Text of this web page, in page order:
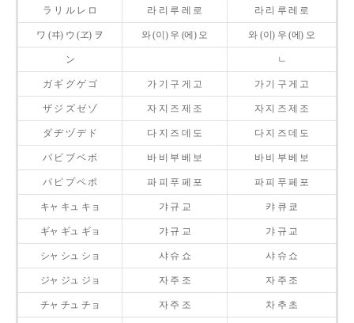
ラ リ ル レ ロ 라 리 루 레 로 라 리 루 레 로
ワ (ヰ) ウ (ヱ) ヲ 와 (이) 우 (에) 오 와 (이) 우 (에) 오
ン ㄴ
ガ ギ グ ゲ ゴ 가 기 구 게 고 가 기 구 게 고
ザ ジ ズ ゼ ゾ 자 지 즈 제 조 자 지 즈 제 조
ダ ヂ ヅ デ ド 다 지 즈 데 도 다 지 즈 데 도
バ ビ ブ ベ ボ 바 비 부 베 보 바 비 부 베 보
パ ピ プ ペ ポ 파 피 푸 페 포 파 피 푸 페 포
キャ キュ キョ 갸 규 교 캬 큐 쿄
ギャ ギュ ギョ 갸 규 교 갸 규 교
シャ シュ ショ 샤 슈 쇼 샤 슈 쇼
ジャ ジュ ジョ 자 주 조 자 주 조
チャ チュ チョ 자 주 조 차 추 초